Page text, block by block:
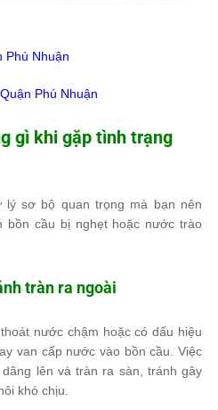
Phú Nhuận
Phú Nhuận
gì khi gặp tình trạng
sơ bộ quan trọng mà bạn nên
bồn cầu bị nghẹt hoặc nước trào
tràn ra ngoài
nước chậm hoặc có dấu hiệu
van cấp nước vào bồn cầu. Việc
lên và tràn ra sàn, tránh gây
khó chịu.